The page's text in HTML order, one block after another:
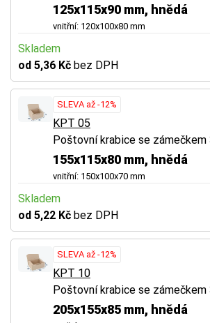
125x115x90 mm, hnědá
vnitřní: 120x100x80 mm
Skladem
od 5,36 Kč bez DPH
SLEVA až -12%
KPT 05
Poštovní krabice se zámečkem
155x115x80 mm, hnědá
vnitřní: 150x100x70 mm
Skladem
od 5,22 Kč bez DPH
SLEVA až -12%
KPT 10
Poštovní krabice se zámečkem
205x155x85 mm, hnědá